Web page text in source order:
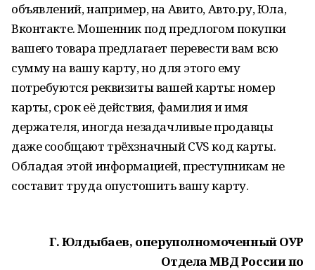
объявлений, например, на Авито, Авто.ру, Юла,
Вконтакте. Мошенник под предлогом покупки
вашего товара предлагает перевести вам всю
сумму на вашу карту, но для этого ему
потребуются реквизиты вашей карты: номер
карты, срок её действия, фамилия и имя
держателя, иногда незадачливые продавцы
даже сообщают трёхзначный CVS код карты.
Обладая этой информацией, преступникам не
составит труда опустошить вашу карту.
Г. Юлдыбаев, оперуполномоченный ОУР
Отдела МВД России по